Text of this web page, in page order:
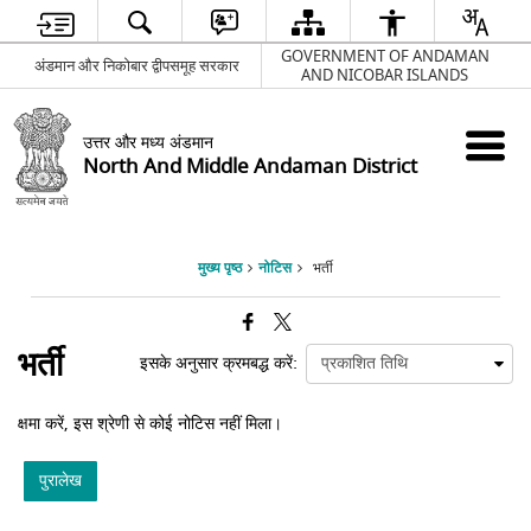
अंडमान और निकोबार द्वीपसमूह सरकार
GOVERNMENT OF ANDAMAN
AND NICOBAR ISLANDS
उत्तर और मध्य अंडमान
North And Middle Andaman District
मुख्य पृष्ठ नोटिस भर्ती
भर्ती इसके अनुसार क्रमबद्ध करें:
क्षमा करें, इस श्रेणी से कोई नोटिस नहीं मिला।
पुरालेख